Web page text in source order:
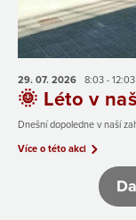
29. 07. 2026 8:03 - 12:03
🌞 Léto v
Dnešní dopoledne v naší
Více o této akci